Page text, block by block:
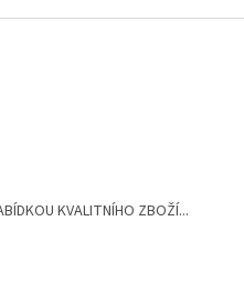
KVALITNÍHO ZBOŽÍ...